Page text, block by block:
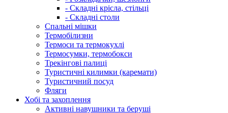
- Складні крісла, стільці
- Складні столи
Спальні мішки
Термобілизни
Термоси та термокухлі
Термосумки, термобокси
Трекінгові палиці
Туристичні килимки (каремати)
Туристичний посуд
Фляги
Хобі та захоплення
Активні навушники та беруші